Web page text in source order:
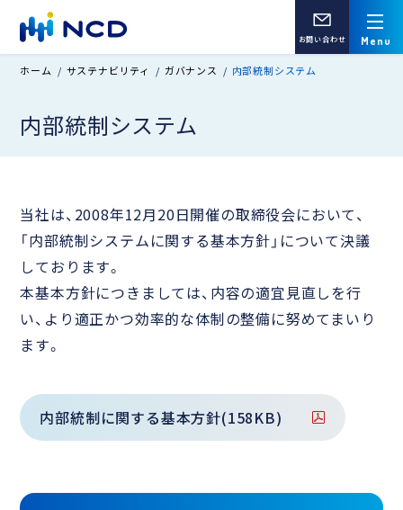
お問い合わせ
ホーム サステナビリティ ガバナンス 内部統制システム
内部統制システム
当社は、2008年12月20日開催の取締役会において、
「内部統制システムに関する基本方針」について決議
しております。
本基本方針につきましては、内容の適宜見直しを行
い、より適正かつ効率的な体制の整備に努めてまいり
ます。
内部統制に関する基本方針(158KB)